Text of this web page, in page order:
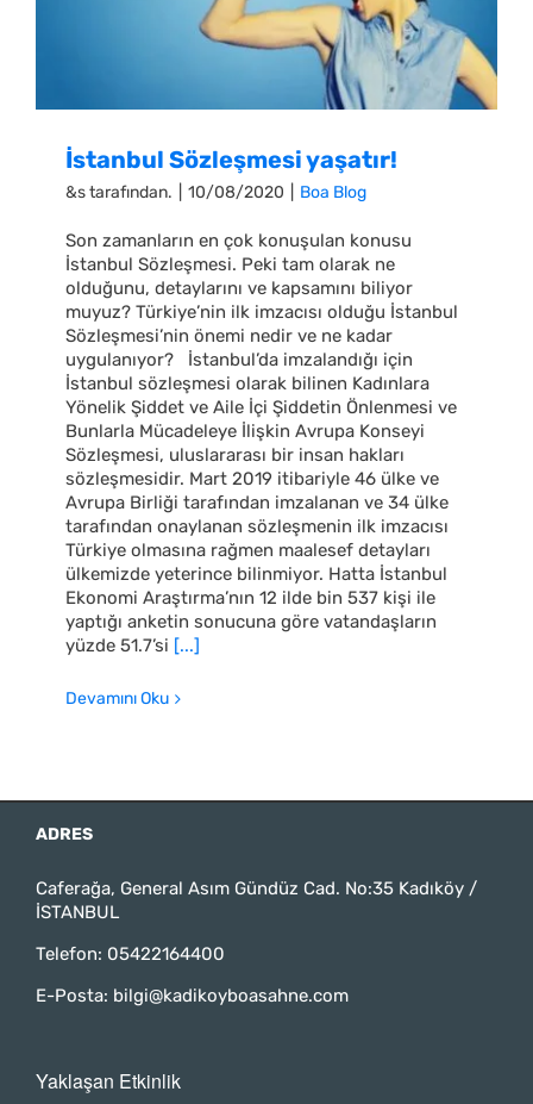
İstanbul Sözleşmesi yaşatır!
&s tarafından. 10/08/2020 Boa Blog
Son zamanların en çok konuşulan konusu
İstanbul Sözleşmesi. Peki tam olarak ne
olduğunu, detaylarını ve kapsamını biliyor
muyuz? Türkiye’nin ilk imzacısı olduğu İstanbul
Sözleşmesi’nin önemi nedir ve ne kadar
uygulanıyor? İstanbul’da imzalandığı için
İstanbul sözleşmesi olarak bilinen Kadınlara
Yönelik Şiddet ve Aile İçi Şiddetin Önlenmesi ve
Bunlarla Mücadeleye İlişkin Avrupa Konseyi
Sözleşmesi, uluslararası bir insan hakları
sözleşmesidir. Mart 2019 itibariyle 46 ülke ve
Avrupa Birliği tarafından imzalanan ve 34 ülke
tarafından onaylanan sözleşmenin ilk imzacısı
Türkiye olmasına rağmen maalesef detayları
ülkemizde yeterince bilinmiyor. Hatta İstanbul
Ekonomi Araştırma’nın 12 ilde bin 537 kişi ile
yaptığı anketin sonucuna göre vatandaşların
yüzde 51.7’si [...]
Devamını Oku
ADRES
Caferağa, General Asım Gündüz Cad. No:35 Kadıköy /
İSTANBUL
Telefon: 05422164400
E-Posta: bilgi@kadikoyboasahne.com
Yaklaşan Etkinlik